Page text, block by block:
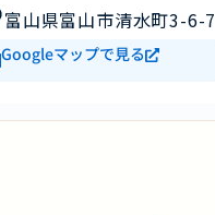
富山県富山市清水町3-6-7
Googleマップで見る